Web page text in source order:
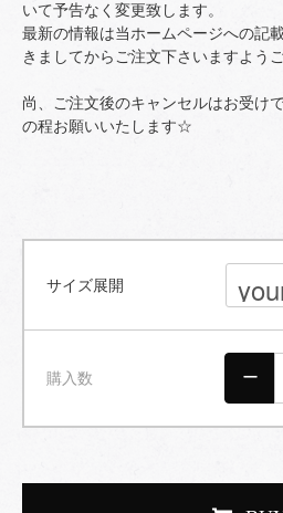
いて予告なく変更致します。
最新の情報は当ホームページへの記
きましてからご注文下さいますよう
尚、ご注文後のキャンセルはお受け
の程お願いいたします☆
サイズ展開
購入数